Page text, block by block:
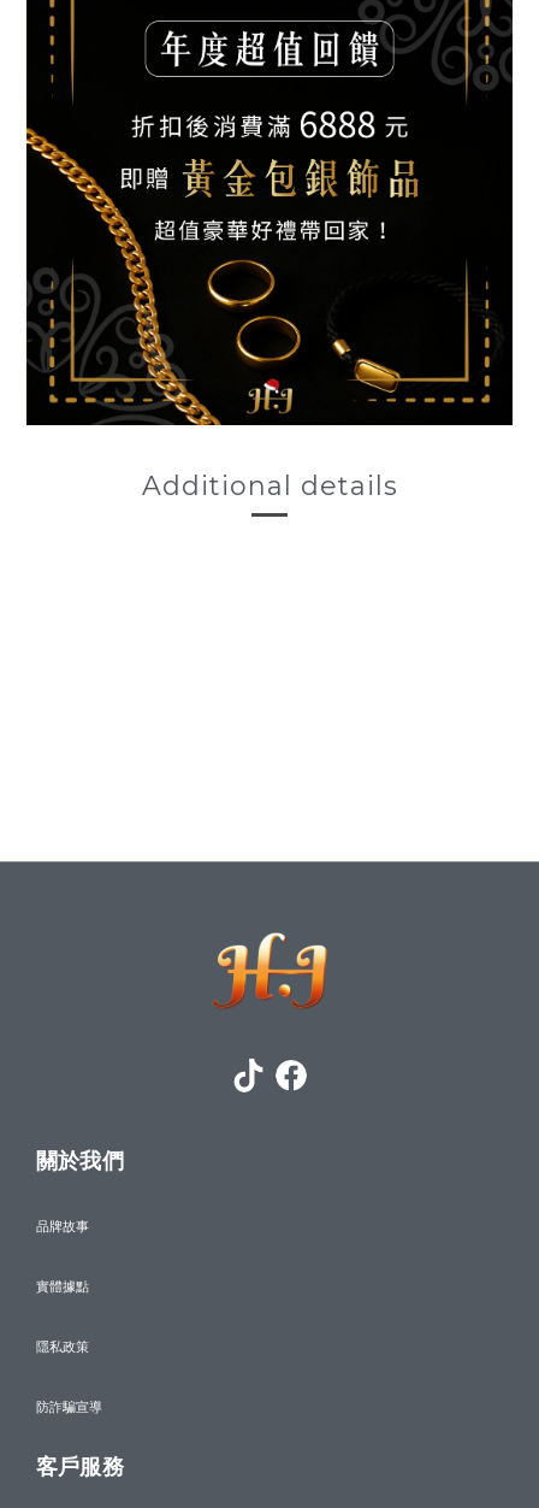
Additional details
關於我們
品牌故事
實體據點
隱私政策
防詐騙宣導
客戶服務